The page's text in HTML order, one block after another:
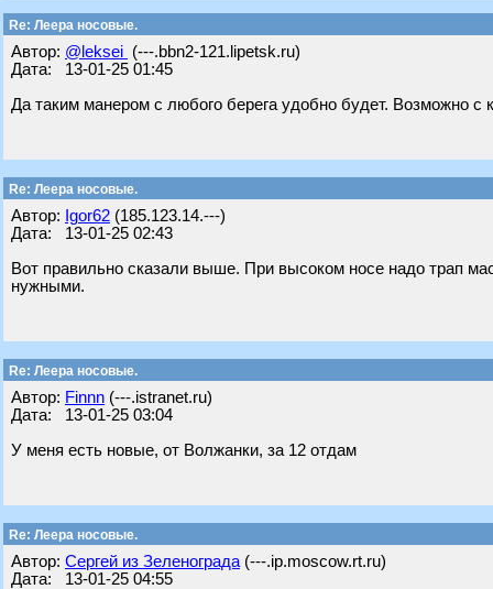
Re: Леера носовые.
Автор: @leksei (---.bbn2-121.lipetsk.ru)
Дата: 13-01-25 01:45
Да таким манером с любого берега удобно будет. Возможно с
Re: Леера носовые.
Автор: Igor62 (185.123.14.---)
Дата: 13-01-25 02:43
Вот правильно сказали выше. При высоком носе надо трап
нужными.
Re: Леера носовые.
Автор: Finnn (---.istranet.ru)
Дата: 13-01-25 03:04
У меня есть новые, от Волжанки, за 12 отдам
Re: Леера носовые.
Автор: Сергей из Зеленограда (---.ip.moscow.rt.ru)
Дата: 13-01-25 04:55